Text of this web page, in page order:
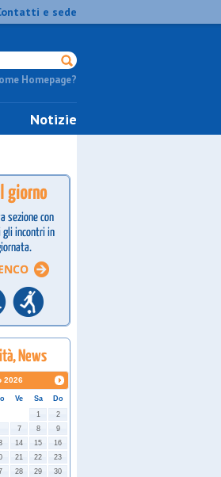
e sede
Homepage?
Notizie
2026
Ve Sa
Do
1
2
7 8
9
14 15
16
21 22
23
28 29
30